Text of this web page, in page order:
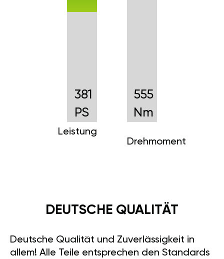
381
PS
Leistung
555
Nm
Drehmoment
DEUTSCHE QUALITÄT
Deutsche Qualität und Zuverlässigkeit in
allem! Alle Teile entsprechen den Standards